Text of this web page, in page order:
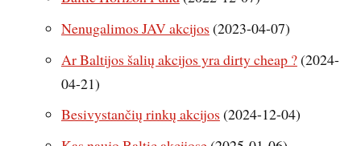
Nenugalimos JAV akcijos (2023-04-07)
Ar Baltijos šalių akcijos yra dirty cheap ?(2024-
04-21)
Besivystančių rinkų akcijos (2024-12-04)